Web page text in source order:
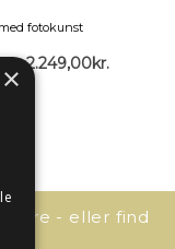
fotokunst
– 2.249,00kr.
bare - eller find
×